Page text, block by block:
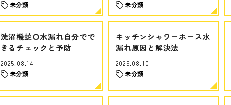
未分類
未分類
洗濯機蛇口水漏れ自分でで
きるチェックと予防
2025.08.14
未分類
キッチンシャワーホース水
漏れ原因と解決法
2025.08.10
未分類